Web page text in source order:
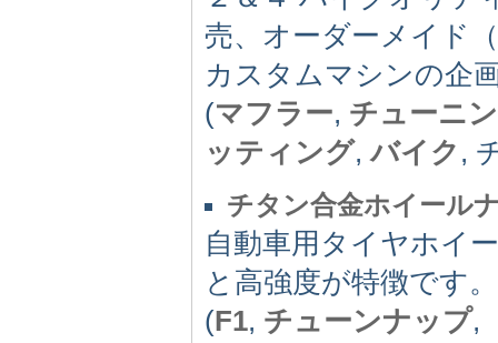
売、オーダーメイド
カスタムマシンの企
(マフラー, チューニ
ッティング,バイク ,
チタン合金ホイール
自動車用タイヤホイ
と高強度が特徴です。
(F1, チューンナップ,